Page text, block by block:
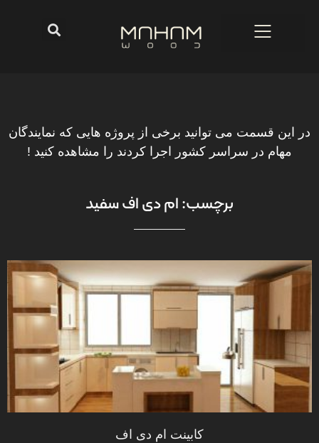
در این قسمت می توانید برخی از پروژه هایی که نمایندگان
مهام در سراسر کشور اجرا کردند را مشاهده کنید !
برچسب: ام دی اف سفید
کابینت ام دی اف